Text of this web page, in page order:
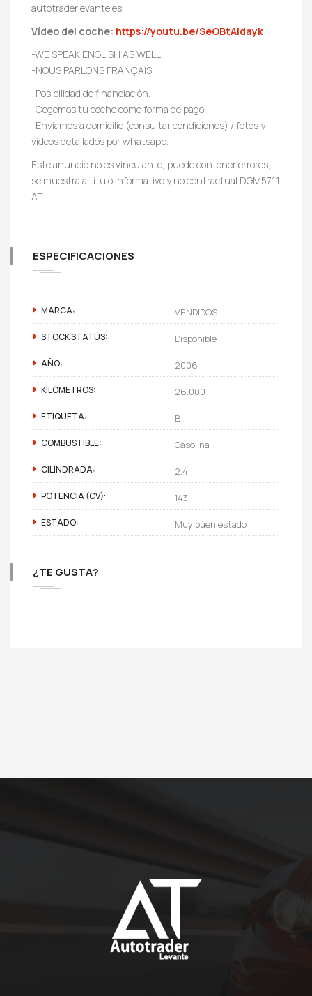
autotraderlevante.es
Vídeo del coche: https://youtu.be/SeOBtAldayk
-WE SPEAK ENGLISH AS WELL
-NOUS PARLONS FRANÇAIS
-Posibilidad de financiación.
-Cogemos tu coche como forma de pago.
-Enviamos a domicilio (consultar condiciones) / fotos y
videos detallados por whatsapp.
Este anuncio no es vinculante, puede contener errores,
se muestra a título informativo y no contractual DGM5711
AT
ESPECIFICACIONES
MARCA: VENDIDOS
STOCK STATUS: Disponible
AÑO: 2006
KILÓMETROS: 26.000
ETIQUETA: B
COMBUSTIBLE: Gasolina
CILINDRADA: 2.4
POTENCIA (CV): 143
ESTADO: Muy buen estado
¿TE GUSTA?